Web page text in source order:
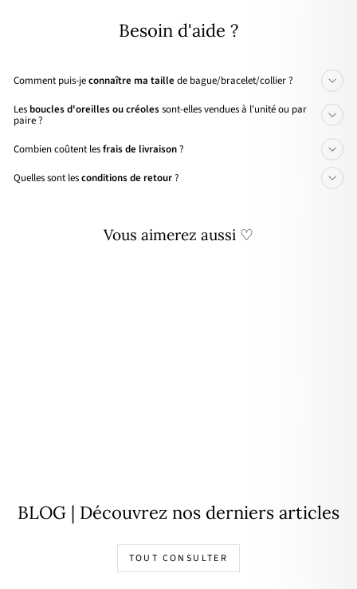
Besoin d'aide ?
Comment puis-jeconnaître ma taille de bague/bracelet/collier ?
Les boucles d'oreilles ou créolessont-elles vendues à l'unité ou par
paire ?
Combien coûtent lesfrais de livraison?
Quelles sont lesconditions de retour?
Vous aimerez aussi ♡
BLOG | Découvrez nos derniers articles
TOUT CONSULTER